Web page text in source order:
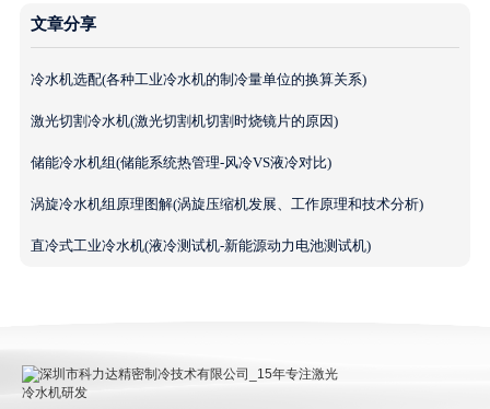
文章分享
冷水机选配(各种工业冷水机的制冷量单位的换算关系)
激光切割冷水机(激光切割机切割时烧镜片的原因)
储能冷水机组(储能系统热管理-风冷VS液冷对比)
涡旋冷水机组原理图解(涡旋压缩机发展、工作原理和技术分析)
直冷式工业冷水机(液冷测试机-新能源动力电池测试机)